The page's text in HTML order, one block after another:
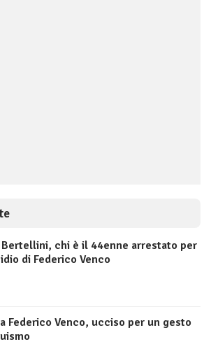
chi è il 44enne arrestato per
di Federico Venco
Federico Venco, ucciso per un gesto